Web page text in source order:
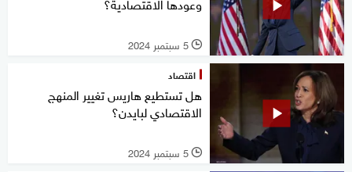
l 5 سبتمبر 2024
اقتصاد
هل تستطيع هاريس تغيير المنهج
الاقتصادي لبايدن؟
l 5 سبتمبر 2024